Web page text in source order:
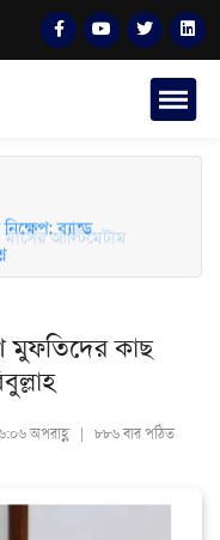
আল্টিমেটাম
ব্যান্ড
মুফতিদের কাছ
অপরাহ্ণ | ৮৮৬ বার পঠিত